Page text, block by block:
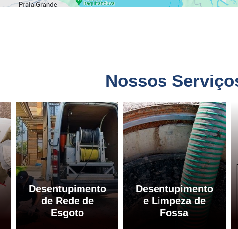
Nossos
Desentupimento
de Rede de
Esgoto
Desentupimento
e Limpeza de
Fossa